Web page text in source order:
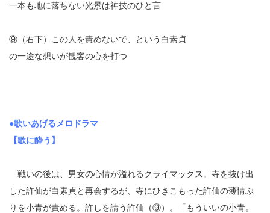
一本も地に落ちない光景は神技のひと言
⑨（右下）この人を責めないで、という白素貞
の一途な想いが観客の心を打つ
●歌いあげるメロドラマ
【歌に酔う】
戦いの後は、男女の心情が溢れるクライマックス。寺を抜け出
した許仙が白素貞と再会するが、寺にひきこもった許仙の薄情ぶ
りを小青が責める。許しを請う許仙（⑨）。「もういいの小青。